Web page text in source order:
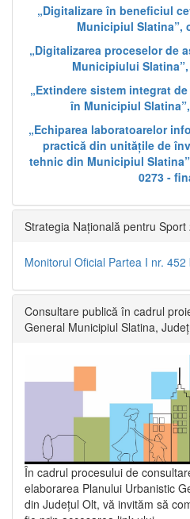
„Digitalizare în beneficiul
Municipiul Slatina”,
„Digitalizarea proceselor de
Municipiului Slatina”,
„Extindere sistem integrat
în Municipiul
„Echiparea laboratoarelor
practică din unitățile de
tehnic din Municipiul Slatina”
0273 -
Strategia Națională pentru Sport
Monitorul Oficial Partea I nr. 452
Consultare publică în cadrul
General Municipiul Slatina,
În cadrul procesului de
elaborarea Planului Urbanistic
din Județul Olt, vă invităm să